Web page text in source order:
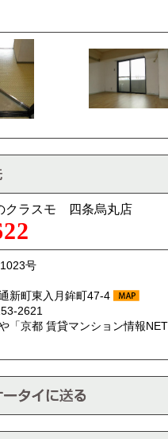
クラスモ 四条烏丸店
号
新町東入月鉾町47-4
2621
「京都 賃貸マンション情報